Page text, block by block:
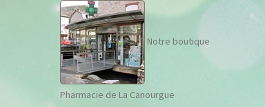
Notre boutique
Pharmacie de La Canourgue